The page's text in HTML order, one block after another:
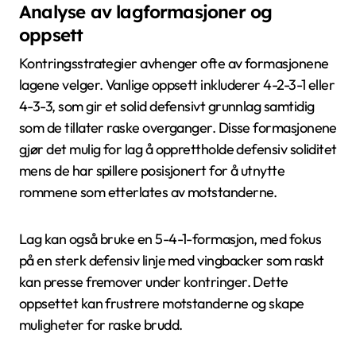
Analyse av lagformasjoner og
oppsett
Kontringsstrategier avhenger ofte av formasjonene
lagene velger. Vanlige oppsett inkluderer 4-2-3-1 eller
4-3-3, som gir et solid defensivt grunnlag samtidig
som de tillater raske overganger. Disse formasjonene
gjør det mulig for lag å opprettholde defensiv soliditet
mens de har spillere posisjonert for å utnytte
rommene som etterlates av motstanderne.
Lag kan også bruke en 5-4-1-formasjon, med fokus
på en sterk defensiv linje med vingbacker som raskt
kan presse fremover under kontringer. Dette
oppsettet kan frustrere motstanderne og skape
muligheter for raske brudd.